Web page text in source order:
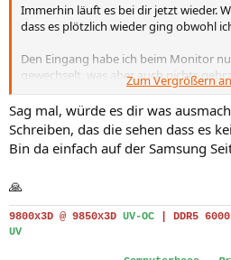
i
m
m
e
Immerhin läuft es bei dir jetzt wieder.
dass es plötzlich wieder ging obwohl
Den Eingang habe ich beim Monitor
gewechselt, was aber auch nichts
Ansonsten nie, betreibe nur meinen
Zum Vergrößern
Sag mal, würde es dir was
Schreiben, das die sehen dass es
Bin da einfach auf der Samsung
🙏
9800x3D @ 9850x3D UV-OC DDR5
UV